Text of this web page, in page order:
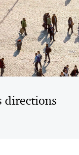
directions